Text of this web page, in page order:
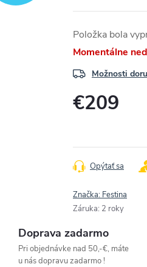
Položka bola
Momentálne
Možnosti
€209
Opýtať sa
Značka: Festina
Záruka: 2 roky
Doprava zadarmo
Pri objednávke nad 50,-€, máte
u nás dopravu zadarmo !